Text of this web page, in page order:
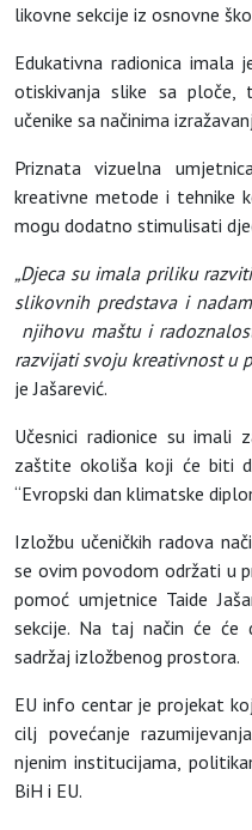
likovne sekcije iz osnovne
Edukativna radionica imala
otiskivanja slike sa ploče,
učenike sa načinima
Priznata vizuelna
kreativne metode i tehnike
mogu dodatno stimulisati
„Djeca su imala priliku razviti
slikovnih predstava i nadam
njihovu maštu i
razvijati svoju kreativnost u
je Jašarević.
Učesnici radionice su imali
zaštite okoliša koji će biti
“Evropski dan klimatske
Izložbu učeničkih radova
se ovim povodom održati u
pomoć umjetnice Taide
sekcije. Na taj način će će
sadržaj izložbenog prostora.
EU info centar je projekat
cilj povećanje
njenim institucijama,
BiH i EU.